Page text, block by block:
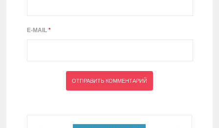
E-MAIL *